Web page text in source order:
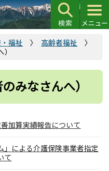
福祉
高齢者福祉
みなさんへ）
加算実績報告について
」による介護保険事業者指定
て